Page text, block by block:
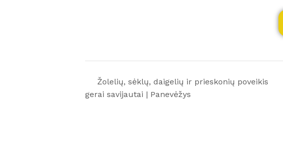
Žolelių, sėklų, daigelių ir prieskonių poveikis
gerai savijautai | Panevėžys